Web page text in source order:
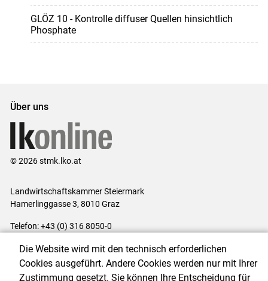
GLÖZ 10 - Kontrolle diffuser Quellen hinsichtlich
Phosphate
Über uns
© 2026 stmk.lko.at
Landwirtschaftskammer Steiermark
Hamerlinggasse 3, 8010 Graz
Telefon: +43 (0) 316 8050-0
Impressum|Kontakt|Datenschutzerklärung|Barrierefreiheit|
Cookie-Einstellungen
Die Website wird mit den technisch erforderlichen
Cookies ausgeführt. Andere Cookies werden nur mit Ihrer
Zustimmung gesetzt. Sie können Ihre Entscheidung für